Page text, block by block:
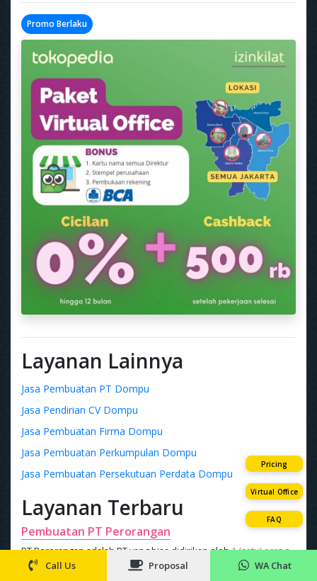
Promo Berlaku
Layanan Lainnya
Jasa Pembuatan PT Dompu
Jasa Pendirian CV Dompu
Jasa Pembuatan Firma Dompu
Jasa Pembuatan Perkumpulan Dompu
Jasa Pembuatan Persekutuan Perdata Dompu
Layanan Terbaru
Pembuatan PT Perorangan
PT Perorangan adalah PT yang bisa didirikan oleh1 (satu) orang,
lebih murahRp 1 juta
Pricing
Virtual Office
FAQ
Call Us Proposal WA Chat